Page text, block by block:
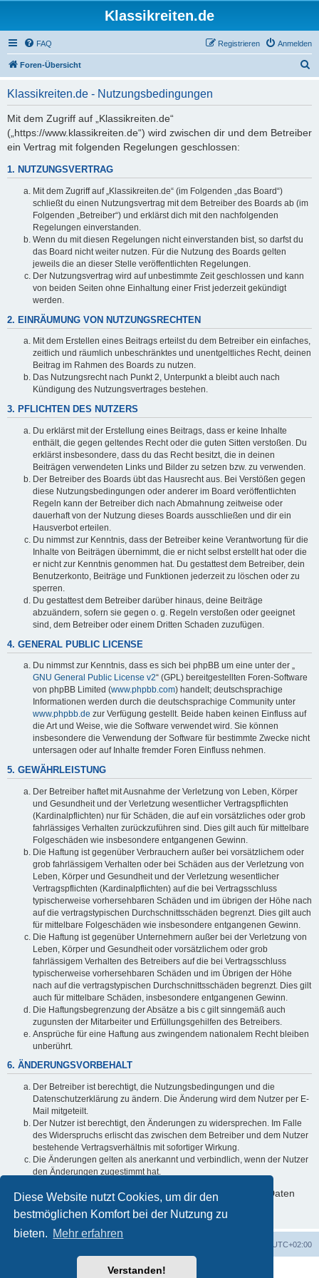
Diese Website nutzt Cookies, um dir den
bestmöglichen Komfort bei der Nutzung zu
bieten. Mehr erfahren
Verstanden!
Klassikreiten.de
FAQ Anmelden
Registrieren
Foren-Übersicht
e
Klassikreiten.de - Nutzungsbedingungen
Mit dem Zugriff auf „Klassikreiten.de“
(„https://www.klassikreiten.de“) wird zwischen dir und dem Betreiber
ein Vertrag mit folgenden Regelungen geschlossen:
1. NUTZUNGSVERTRAG
Mit dem Zugriff auf „Klassikreiten.de“ (im Folgenden „das Board“)
schließt du einen Nutzungsvertrag mit dem Betreiber des Boards ab (im
Folgenden „Betreiber“) und erklärst dich mit den nachfolgenden
Regelungen einverstanden.
Wenn du mit diesen Regelungen nicht einverstanden bist, so darfst du
das Board nicht weiter nutzen. Für die Nutzung des Boards gelten
jeweils die an dieser Stelle veröffentlichten Regelungen.
Der Nutzungsvertrag wird auf unbestimmte Zeit geschlossen und kann
von beiden Seiten ohne Einhaltung einer Frist jederzeit gekündigt
werden.
2. EINRÄUMUNG VON NUTZUNGSRECHTEN
Mit dem Erstellen eines Beitrags erteilst du dem Betreiber ein einfaches,
zeitlich und räumlich unbeschränktes und unentgeltliches Recht, deinen
Beitrag im Rahmen des Boards zu nutzen.
Das Nutzungsrecht nach Punkt 2, Unterpunkt a bleibt auch nach
Kündigung des Nutzungsvertrages bestehen.
3. PFLICHTEN DES NUTZERS
Du erklärst mit der Erstellung eines Beitrags, dass er keine Inhalte
enthält, die gegen geltendes Recht oder die guten Sitten verstoßen. Du
erklärst insbesondere, dass du das Recht besitzt, die in deinen
Beiträgen verwendeten Links und Bilder zu setzen bzw. zu verwenden.
Der Betreiber des Boards übt das Hausrecht aus. Bei Verstößen gegen
diese Nutzungsbedingungen oder anderer im Board veröffentlichten
Regeln kann der Betreiber dich nach Abmahnung zeitweise oder
dauerhaft von der Nutzung dieses Boards ausschließen und dir ein
Hausverbot erteilen.
Du nimmst zur Kenntnis, dass der Betreiber keine Verantwortung für die
Inhalte von Beiträgen übernimmt, die er nicht selbst erstellt hat oder die
er nicht zur Kenntnis genommen hat. Du gestattest dem Betreiber, dein
Benutzerkonto, Beiträge und Funktionen jederzeit zu löschen oder zu
sperren.
Du gestattest dem Betreiber darüber hinaus, deine Beiträge
abzuändern, sofern sie gegen o. g. Regeln verstoßen oder geeignet
sind, dem Betreiber oder einem Dritten Schaden zuzufügen.
4. GENERAL PUBLIC LICENSE
Du nimmst zur Kenntnis, dass es sich bei phpBB um eine unter der „
GNU General Public License v2“ (GPL) bereitgestellten Foren-Software
von phpBB Limited (www.phpbb.com) handelt; deutschsprachige
Informationen werden durch die deutschsprachige Community unter
www.phpbb.de zur Verfügung gestellt. Beide haben keinen Einfluss auf
die Art und Weise, wie die Software verwendet wird. Sie können
insbesondere die Verwendung der Software für bestimmte Zwecke nicht
untersagen oder auf Inhalte fremder Foren Einfluss nehmen.
5. GEWÄHRLEISTUNG
Der Betreiber haftet mit Ausnahme der Verletzung von Leben, Körper
und Gesundheit und der Verletzung wesentlicher Vertragspflichten
(Kardinalpflichten) nur für Schäden, die auf ein vorsätzliches oder grob
fahrlässiges Verhalten zurückzuführen sind. Dies gilt auch für mittelbare
Folgeschäden wie insbesondere entgangenen Gewinn.
Die Haftung ist gegenüber Verbrauchern außer bei vorsätzlichem oder
grob fahrlässigem Verhalten oder bei Schäden aus der Verletzung von
Leben, Körper und Gesundheit und der Verletzung wesentlicher
Vertragspflichten (Kardinalpflichten) auf die bei Vertragsschluss
typischerweise vorhersehbaren Schäden und im übrigen der Höhe nach
auf die vertragstypischen Durchschnittsschäden begrenzt. Dies gilt auch
für mittelbare Folgeschäden wie insbesondere entgangenen Gewinn.
Die Haftung ist gegenüber Unternehmern außer bei der Verletzung von
Leben, Körper und Gesundheit oder vorsätzlichem oder grob
fahrlässigem Verhalten des Betreibers auf die bei Vertragsschluss
typischerweise vorhersehbaren Schäden und im Übrigen der Höhe
nach auf die vertragstypischen Durchschnittsschäden begrenzt. Dies gilt
auch für mittelbare Schäden, insbesondere entgangenen Gewinn.
Die Haftungsbegrenzung der Absätze a bis c gilt sinngemäß auch
zugunsten der Mitarbeiter und Erfüllungsgehilfen des Betreibers.
Ansprüche für eine Haftung aus zwingendem nationalem Recht bleiben
unberührt.
6. ÄNDERUNGSVORBEHALT
Der Betreiber ist berechtigt, die Nutzungsbedingungen und die
Datenschutzerklärung zu ändern. Die Änderung wird dem Nutzer per E-
Mail mitgeteilt.
Der Nutzer ist berechtigt, den Änderungen zu widersprechen. Im Falle
des Widerspruchs erlischt das zwischen dem Betreiber und dem Nutzer
bestehende Vertragsverhältnis mit sofortiger Wirkung.
Die Änderungen gelten als anerkannt und verbindlich, wenn der Nutzer
den Änderungen zugestimmt hat.
Informationen über den Umgang mit deinen persönlichen Daten
sind in der Datenschutzerklärung enthalten.
UTC+02:00
Powered byphpBB® Forum Software © phpBB Limited